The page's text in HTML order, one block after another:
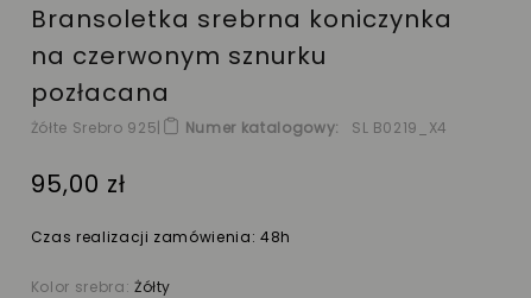
Bransoletka srebrna koniczynka
na czerwonym sznurku
pozłacana
Żółte Srebro 925| Numer katalogowy SL B0219_X4
95,00 zł
Czas realizacji zamówienia: 48h
Kolor srebra: Żółty